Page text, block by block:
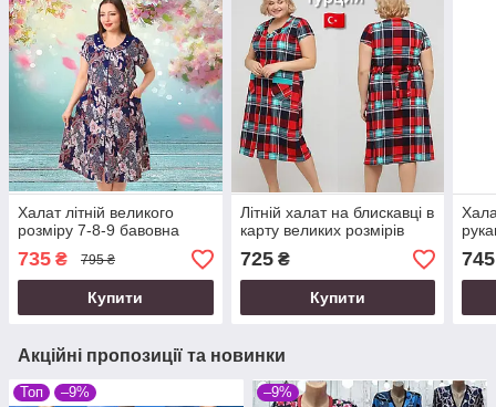
Халат літній великого
розміру 7-8-9 бавовна
735 ₴ 795 ₴
Купити
Літній халат на блискавці в
карту великих розмірів
725₴
Купити
745
Акційні пропозиції та новинки
Топ –9% –9%